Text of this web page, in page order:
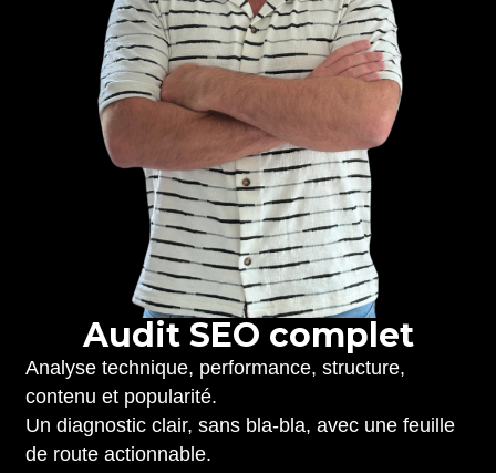
Audit SEO complet
Analyse technique, performance, structure,
contenu et popularité.
Un diagnostic clair, sans bla-bla, avec une feuille
de route actionnable.